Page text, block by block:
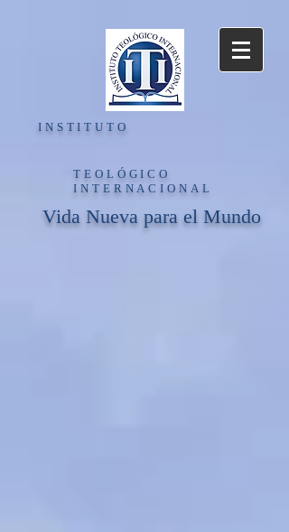
INSTITUTO
TEOLÓGICO
INTERNACIONAL
Vida Nueva para el Mundo